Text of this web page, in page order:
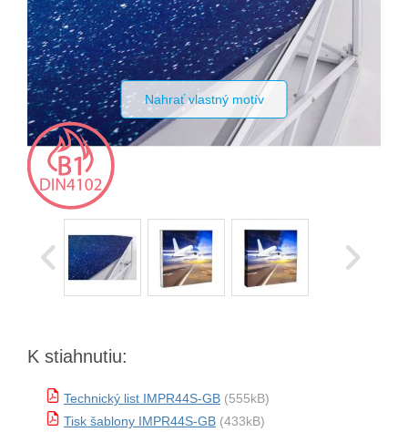
Nahrať vlastný motív
K stiahnutiu:
Technický list IMPR44S-GB (555kB)
Tisk šablony IMPR44S-GB (433kB)